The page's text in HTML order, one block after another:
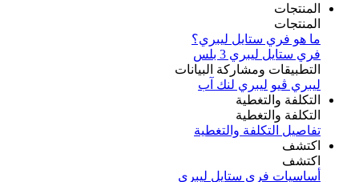
المنتجات
المنتجات
ما هو فري ستايل ليبري؟
فري ستايل ليبري 3 بلس​
التطبيقات ومشاركة البيانات
ليبري ڤيو ليبري لنك آب
التكلفة والتغطية
التكلفة والتغطية
تفاصيل التكلفة والتغطية
اكتشف​
اكتشف​
أساسيات فري ستايل ليبري